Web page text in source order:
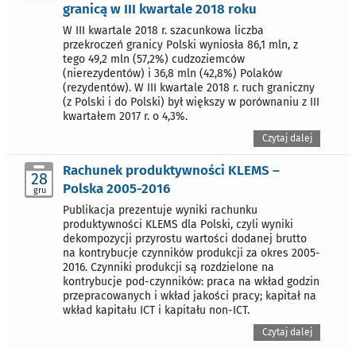
granicą w III kwartale 2018 roku
W III kwartale 2018 r. szacunkowa liczba
przekroczeń granicy Polski wyniosła 86,1 mln, z
tego 49,2 mln (57,2%) cudzoziemców
(nierezydentów) i 36,8 mln (42,8%) Polaków
(rezydentów). W III kwartale 2018 r. ruch graniczny
(z Polski i do Polski) był większy w porównaniu z III
kwartałem 2017 r. o 4,3%.
Czytaj dalej
28
gru
Rachunek produktywności KLEMS –
Polska 2005-2016
Publikacja prezentuje wyniki rachunku
produktywności KLEMS dla Polski, czyli wyniki
dekompozycji przyrostu wartości dodanej brutto
na kontrybucje czynników produkcji za okres 2005-
2016. Czynniki produkcji są rozdzielone na
kontrybucje pod-czynników: praca na wkład godzin
przepracowanych i wkład jakości pracy; kapitał na
wkład kapitału ICT i kapitału non-ICT.
Czytaj dalej